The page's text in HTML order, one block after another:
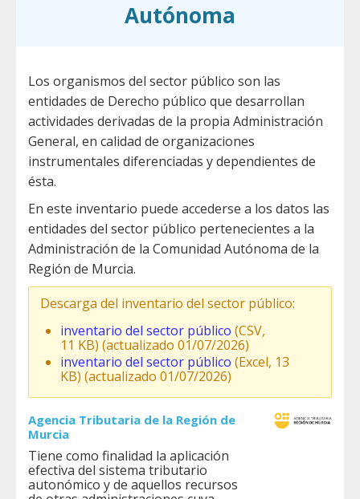
Autónoma
Los organismos del sector público son las
entidades de Derecho público que desarrollan
actividades derivadas de la propia Administración
General, en calidad de organizaciones
instrumentales diferenciadas y dependientes de
ésta.
En este inventario puede accederse a los datos las
entidades del sector público pertenecientes a la
Administración de la Comunidad Autónoma de la
Región de Murcia.
Descarga del inventario del sector público:
inventario del sector público (CSV,
11 KB) (actualizado 01/07/2026)
inventario del sector público (Excel, 13
KB) (actualizado 01/07/2026)
Agencia Tributaria de la Región de
Murcia
Tiene como finalidad la aplicación
efectiva del sistema tributario
autonómico y de aquellos recursos